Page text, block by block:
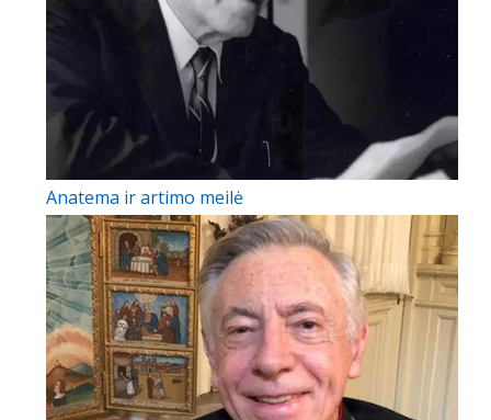
Anatema ir artimo meilė